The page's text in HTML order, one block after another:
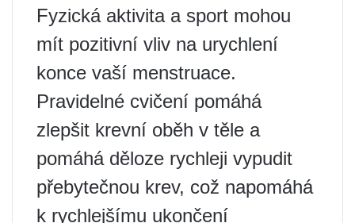
Fyzická aktivita a sport mohou
mít pozitivní vliv na urychlení
konce vaší menstruace.
Pravidelné cvičení pomáhá
zlepšit krevní oběh v těle a
pomáhá děloze rychleji vypudit
přebytečnou krev, což napomáhá
k rychlejšímu ukončení